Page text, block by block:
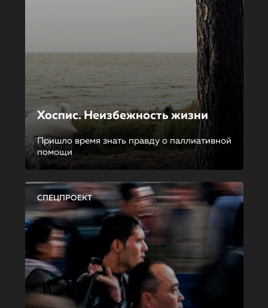
Хоспис. Неизбежность жизни
Пришло время знать правду о паллиативной
помощи
СПЕЦПРОЕКТ